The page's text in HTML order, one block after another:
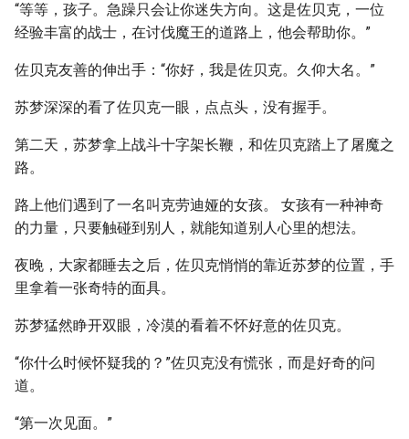
“等等，孩子。急躁只会让你迷失方向。这是佐贝克，一位
经验丰富的战士，在讨伐魔王的道路上，他会帮助你。”
佐贝克友善的伸出手：“你好，我是佐贝克。久仰大名。”
苏梦深深的看了佐贝克一眼，点点头，没有握手。
第二天，苏梦拿上战斗十字架长鞭，和佐贝克踏上了屠魔之
路。
路上他们遇到了一名叫克劳迪娅的女孩。 女孩有一种神奇
的力量，只要触碰到别人，就能知道别人心里的想法。
夜晚，大家都睡去之后，佐贝克悄悄的靠近苏梦的位置，手
里拿着一张奇特的面具。
苏梦猛然睁开双眼，冷漠的看着不怀好意的佐贝克。
“你什么时候怀疑我的？”佐贝克没有慌张，而是好奇的问
道。
“第一次见面。”